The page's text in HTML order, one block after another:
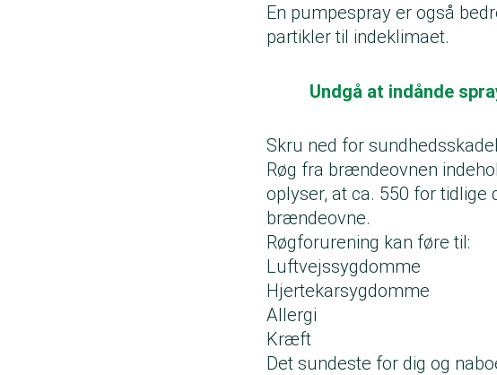
En pumpespray er også
partikler til indeklimaet.
Undgå at indånde
Skru ned for
Røg fra brændeovnen
oplyser, at ca. 550 for
brændeovne.
Røgforurening kan føre til:
Luftvejssygdomme
Hjertekarsygdomme
Allergi
Kræft
Det sundeste for dig og